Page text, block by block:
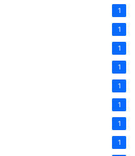
1
1
1
1
1
1
1
1